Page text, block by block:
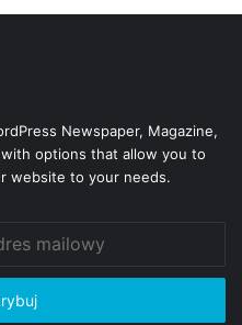
Newspaper, Magazine,
options that allow you to
website to your needs.